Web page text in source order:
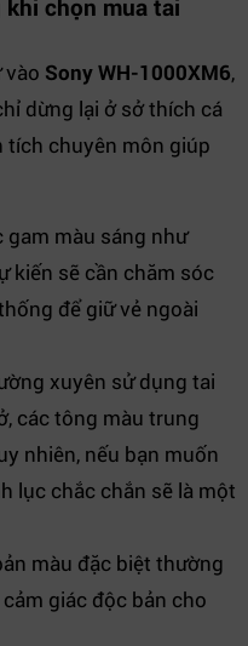
chọn mua tai
vào Sony WH-1000XM6,
dừng lại ở sở thích cá
tích chuyên môn giúp
gam màu sáng như
kiến sẽ cần chăm sóc
để giữ vẻ ngoài
xuyên sử dụng tai
các tông màu trung
nhiên, nếu bạn muốn
lục chắc chắn sẽ là một
màu đặc biệt thường
giác độc bản cho